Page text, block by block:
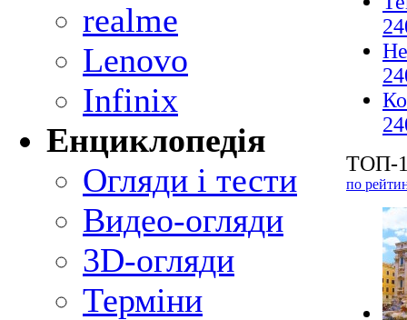
realme
Lenovo
Infinix
Енциклопедія
Огляди і тести
Видео-огляди
3D-огляди
Терміни
ТОП-
по